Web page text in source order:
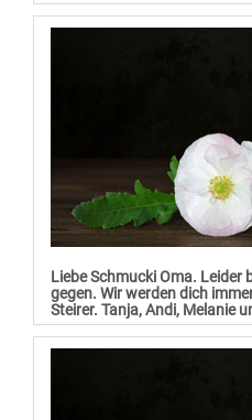
Liebe Schmucki Oma.
gegen. Wir werden dich
Steirer. Tanja, Andi, Melanie